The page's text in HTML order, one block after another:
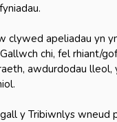
clywed apeliadau yn
chi, fel rhiant/
awdurdodau lleol,
y Tribiwnlys wneud